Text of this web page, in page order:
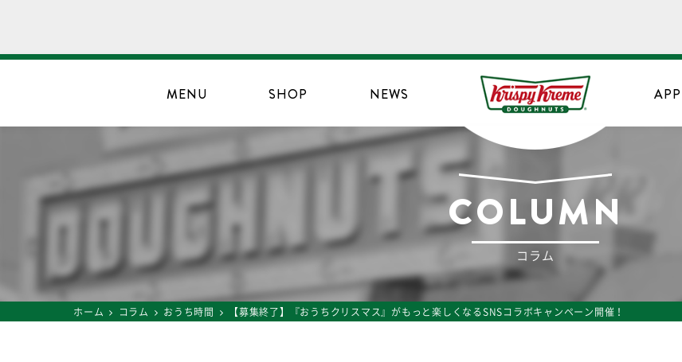
MENU SHOP NEWS APP
COLUMN
コラム
ホーム コラム おうち時間 【募集終了】『おうちクリスマス』がもっと楽しくなるSNSコラボキャンペーン開催！